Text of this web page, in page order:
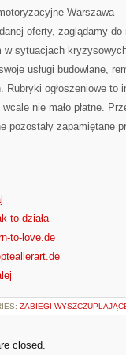
Warszawa
oferty, zaglądamy
w sytuacjach
usługi budowlane,
Rubryki ogłoszeniowe to
wcale nie mało płatne.
pozostały zapamiętane
to działa
to-love.de
ZABIEGI
closed.